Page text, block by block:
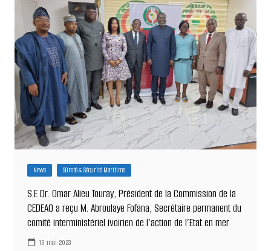
News Sûreté & Sécurité Maritime
S.E Dr. Omar Alieu Touray, Président de la Commission de la
CEDEAO a reçu M. Abroulaye Fofana, Secrétaire permanent du
comité interministériel ivoirien de l’action de l’Etat en mer
16 mai 2023